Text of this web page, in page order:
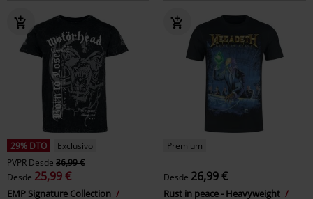
29% DTO
Exclusivo
PVPR Desde 36,99 €
Desde 25,99 €
EMP Signature Collection
Premium
Desde 26,99 €
Rust in peace - Heavyweight